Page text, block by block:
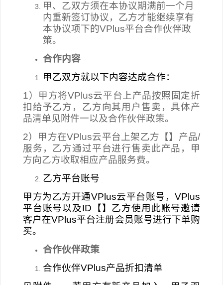
甲、乙双方须在本协议期满前一个月
内重新签订协议，乙方才能继续享有
本协议项下的VPlus平台合作伙伴政
策。
合作内容
甲乙双方就以下内容达成合作：
1）甲方将VPlus云平台上产品按照固定折
扣给予乙方，乙方向其用户售卖，具体产
品清单见附件一以及合作伙伴政策。
2）甲方在VPlus云平台上架乙方【】产品/
服务，乙方通过平台进行售卖此产品，甲
方向乙方收取相应产品服务费。
乙方平台账号
甲方为乙方开通VPlus云平台账号，VPlus
平台账号以及ID【】乙方使用此账号邀请
客户在VPlus平台注册会员账号进行下单购
买。
合作伙伴政策
合作伙伴VPlus产品折扣清单